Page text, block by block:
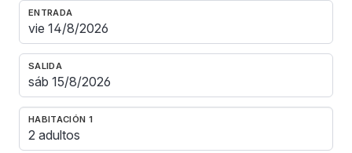
ENTRADA
SALIDA
HABITACIÓN 1
2 adultos